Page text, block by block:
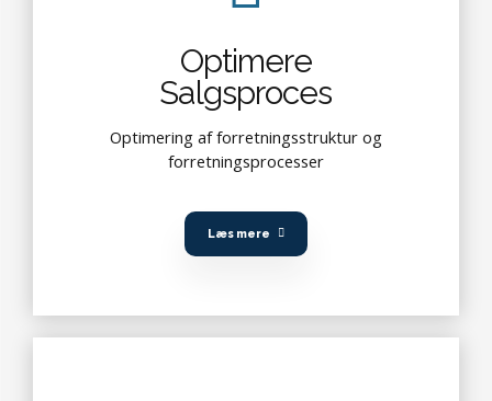
Optimere
Salgsproces
Optimering af forretningsstruktur og
forretningsprocesser